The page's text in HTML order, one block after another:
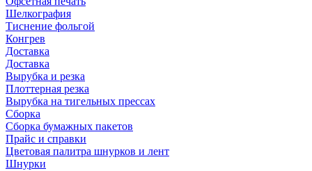
Шелкография
Тиснение фольгой
Конгрев
Доставка
Доставка
Вырубка и резка
Плоттерная резка
Вырубка на тигельных прессах
Сборка
Сборка бумажных пакетов
Прайс и справки
Цветовая палитра шнурков и лент
Шнурки